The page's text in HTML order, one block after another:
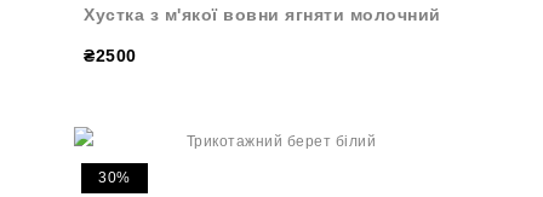
Хустка з м'якої вовни ягняти молочний
₴2500
30%